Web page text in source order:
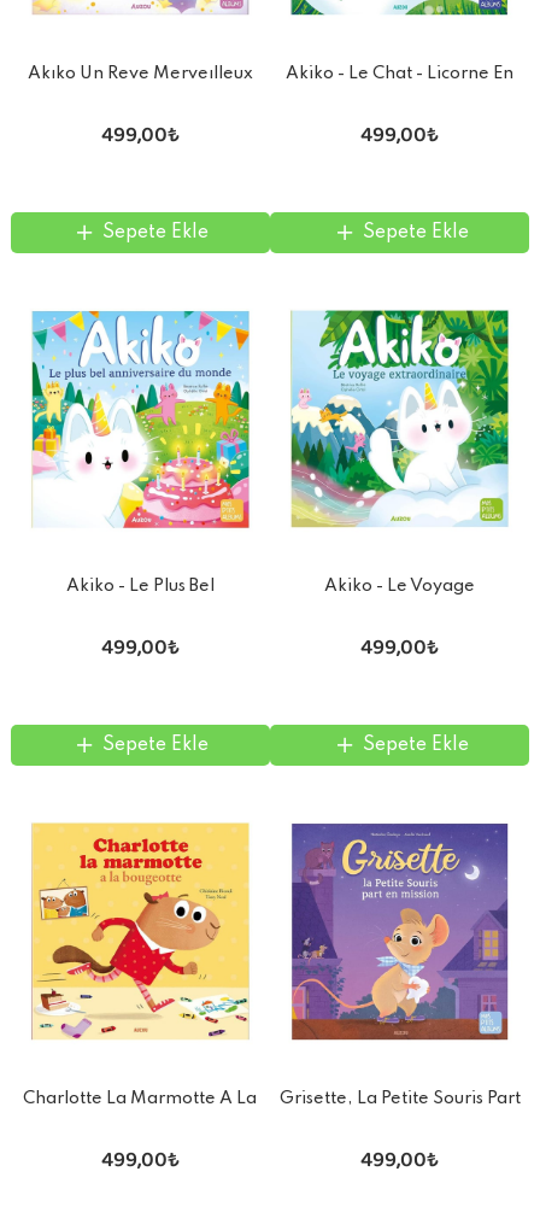
Akıko Un Reve Merveılleux
499,00₺
Sepete Ekle
Akiko - Le Chat - Licorne En
499,00₺
Sepete Ekle
Akiko - Le Plus Bel
499,00₺
Sepete Ekle
Akiko - Le Voyage
499,00₺
Sepete Ekle
Charlotte La Marmotte A La
499,00₺
Grisette, La Petite Souris Part
499,00₺